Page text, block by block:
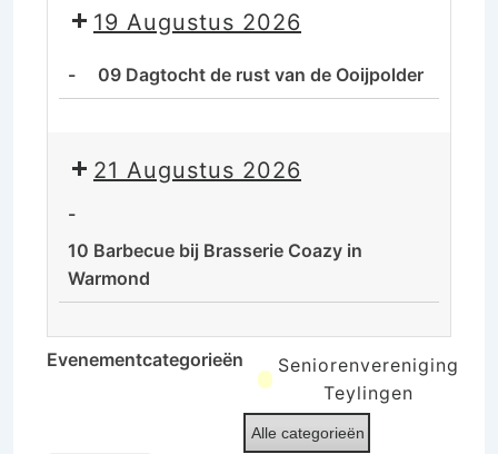
bij
Park
golf
19 Augustus 2026
- 09 Dagtocht de rust van de Ooijpolder
de
de
Ooijpolder
21 Augustus 2026
-
10 Barbecue bij Brasserie Coazy in
Warmond
Barbecue
Evenementcategorieën
Seniorenvereniging
Teylingen
Alle categorieën